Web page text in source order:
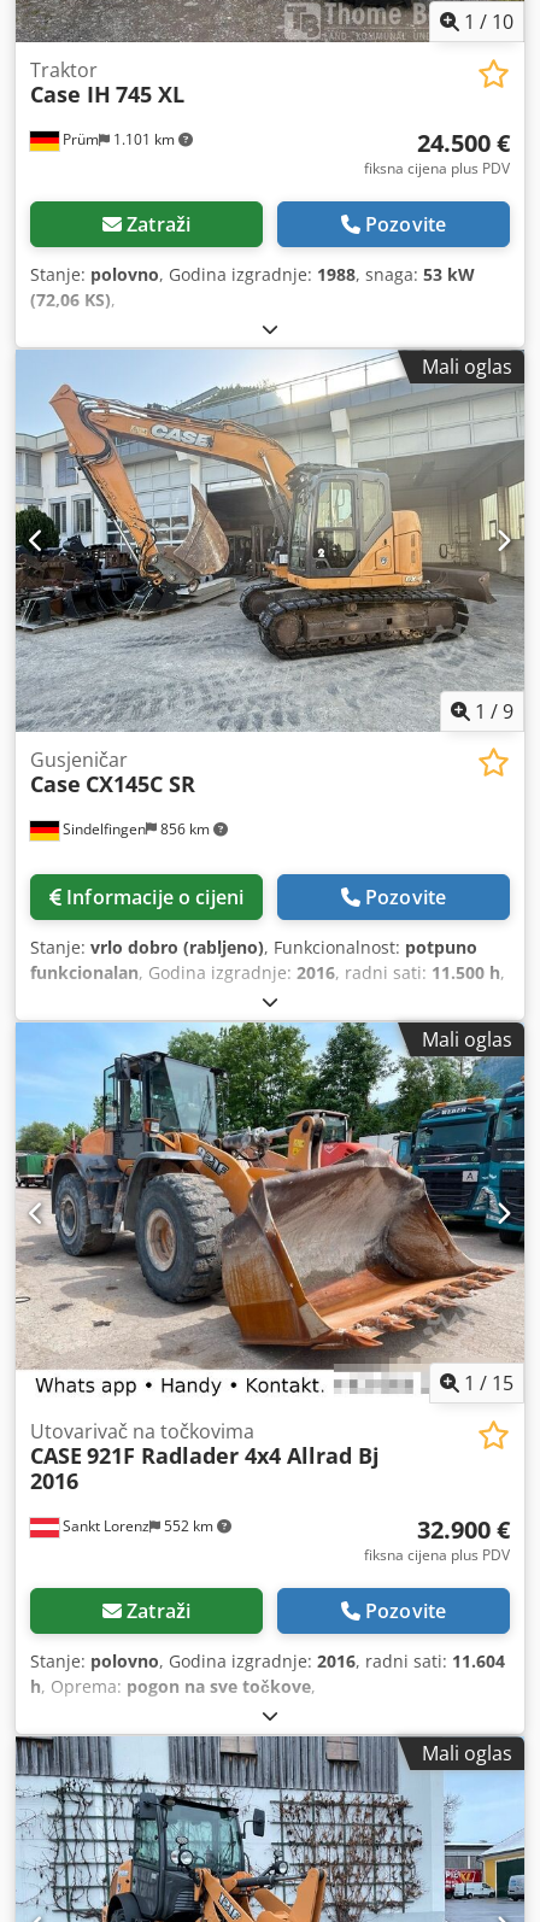
1 / 10
Prüm 1.101 km
Traktor
Case IH 745 XL
24.500 €
fiksna cijena plus PDV
Zatraži Pozovite
Stanje: polovno, Godina izgradnje: 1988, snaga: 53 kW
(72,06 KS),
Mali oglas
1 /9
Sindelfingen 856 km
Gusjeničar
Case CX145C SR
Informacije o cijeni Pozovite
Stanje: vrlo dobro (rabljeno), Funkcionalnost: potpuno
funkcionalan, Godina izgradnje: 2016, radni sati: 11.500 h,
Mali oglas
1 / 15
Sankt Lorenz 552 km
Utovarivač na točkovima
CASE 921F Radlader 4x4 Allrad Bj
2016
32.900 €
fiksna cijena plus PDV
Zatraži Pozovite
Stanje: polovno, Godina izgradnje: 2016, radni sati: 11.604
h, Oprema: pogon na sve točkove,
Mali oglas